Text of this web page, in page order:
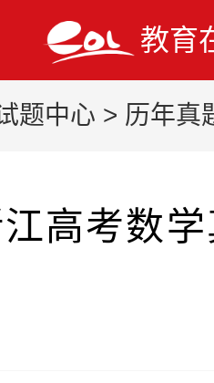
教育
题中心 > 历年真
高考数